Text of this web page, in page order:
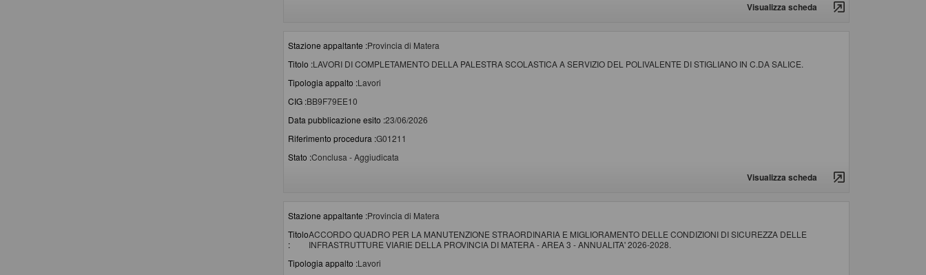
Visualizza scheda
Stazione appaltante :Provincia di Matera
Titolo :LAVORI DI COMPLETAMENTO DELLA PALESTRA SCOLASTICA A SERVIZIO DEL POLIVALENTE DI STIGLIANO IN C.DA SALICE.
Tipologia appalto :Lavori
CIG :BB9F79EE10
Data pubblicazione esito :23/06/2026
Riferimento procedura :G01211
Stato :Conclusa - Aggiudicata
Visualizza scheda
Stazione appaltante :Provincia di Matera
Titolo
:
ACCORDO QUADRO PER LA MANUTENZIONE STRAORDINARIA E MIGLIORAMENTO DELLE CONDIZIONI DI SICUREZZA DELLE
INFRASTRUTTURE VIARIE DELLA PROVINCIA DI MATERA - AREA 3 - ANNUALITA' 2026-2028.
Tipologia appalto :Lavori